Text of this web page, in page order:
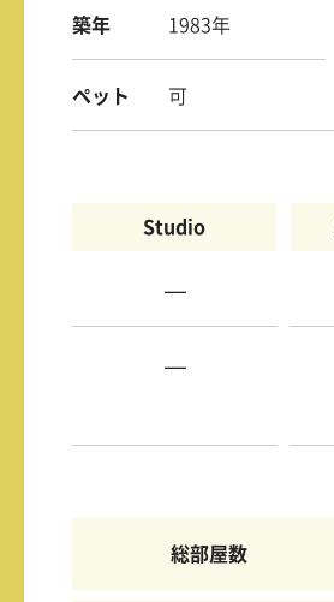
築年 1983年
ペット 可
Studio
—
—
総部屋数